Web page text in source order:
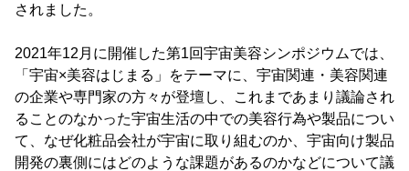
されました。
2021年12月に開催した第1回宇宙美容シンポジウムでは、
「宇宙×美容はじまる」をテーマに、宇宙関連・美容関連
の企業や専門家の方々が登壇し、これまであまり議論され
ることのなかった宇宙生活の中での美容行為や製品につい
て、なぜ化粧品会社が宇宙に取り組むのか、宇宙向け製品
開発の裏側にはどのような課題があるのかなどについて議